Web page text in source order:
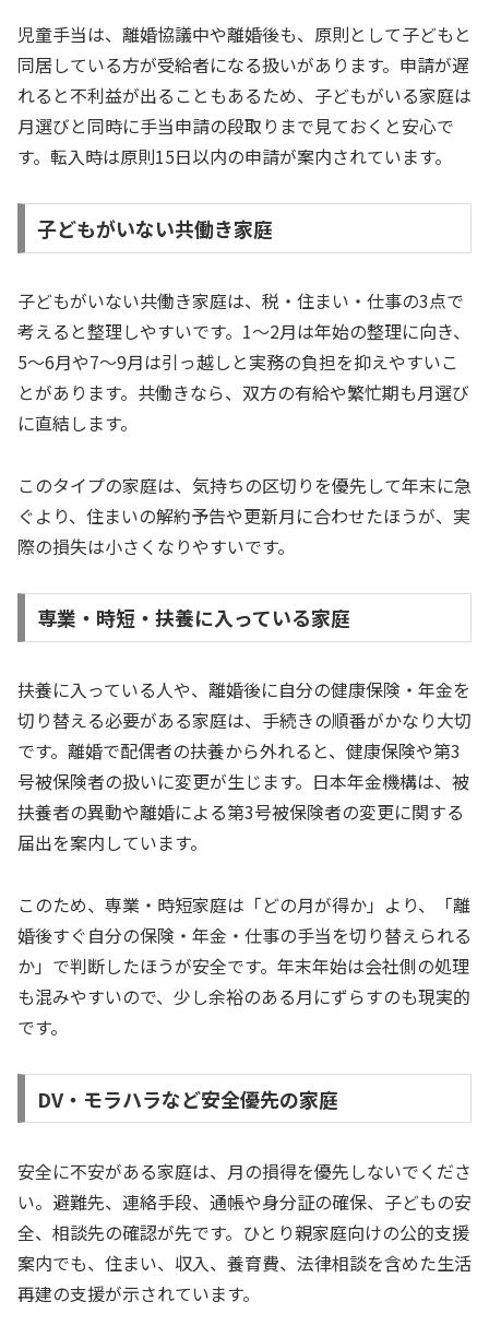
児童手当は、離婚協議中や離婚後も、原則として子どもと
同居している方が受給者になる扱いがあります。申請が遅
れると不利益が出ることもあるため、子どもがいる家庭は
月選びと同時に手当申請の段取りまで見ておくと安心で
す。転入時は原則15日以内の申請が案内されています。
子どもがいない共働き家庭
子どもがいない共働き家庭は、税・住まい・仕事の3点で
考えると整理しやすいです。1〜2月は年始の整理に向き、
5〜6月や7〜9月は引っ越しと実務の負担を抑えやすいこ
とがあります。共働きなら、双方の有給や繁忙期も月選び
に直結します。
このタイプの家庭は、気持ちの区切りを優先して年末に急
ぐより、住まいの解約予告や更新月に合わせたほうが、実
際の損失は小さくなりやすいです。
専業・時短・扶養に入っている家庭
扶養に入っている人や、離婚後に自分の健康保険・年金を
切り替える必要がある家庭は、手続きの順番がかなり大切
です。離婚で配偶者の扶養から外れると、健康保険や第3
号被保険者の扱いに変更が生じます。日本年金機構は、被
扶養者の異動や離婚による第3号被保険者の変更に関する
届出を案内しています。
このため、専業・時短家庭は「どの月が得か」より、「離
婚後すぐ自分の保険・年金・仕事の手当を切り替えられる
か」で判断したほうが安全です。年末年始は会社側の処理
も混みやすいので、少し余裕のある月にずらすのも現実的
です。
DV・モラハラなど安全優先の家庭
安全に不安がある家庭は、月の損得を優先しないでくださ
い。避難先、連絡手段、通帳や身分証の確保、子どもの安
全、相談先の確認が先です。ひとり親家庭向けの公的支援
案内でも、住まい、収入、養育費、法律相談を含めた生活
再建の支援が示されています。